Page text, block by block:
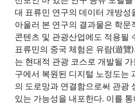
대 표류민 연구의 데이터 개방성
아울러 본 연구의 결과물은 학문
콘텐츠 및 관광산업에도 적용될
표류민의 중국 체험은 유람(遊覽
는 현대적 관광 코스로 개발될
구에서 복원된 디지털 노정도는
의 도로망과 연결함으로써 관광
있는 가능성을 내포한다. 이를